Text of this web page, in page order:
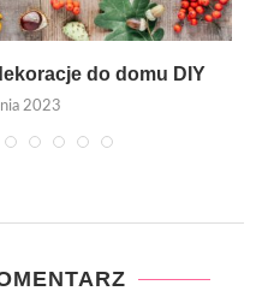
do domu DIY
2023